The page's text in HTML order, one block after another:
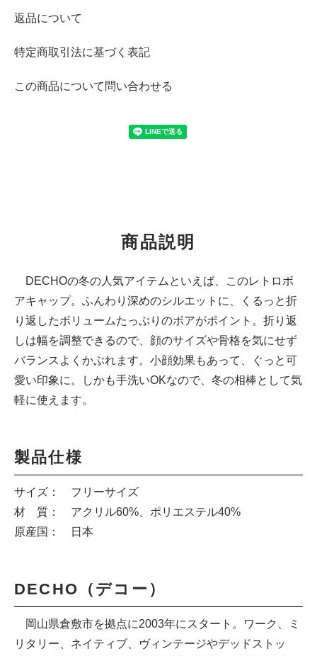
返品について
特定商取引法に基づく表記
この商品について問い合わせる
商品説明
DECHOの冬の人気アイテムといえば、このレトロボ
アキャップ。ふんわり深めのシルエットに、くるっと折
り返したボリュームたっぷりのボアがポイント。折り返
しは幅を調整できるので、顔のサイズや骨格を気にせず
バランスよくかぶれます。小顔効果もあって、ぐっと可
愛い印象に。しかも手洗いOKなので、冬の相棒として気
軽に使えます。
製品仕様
サイズ： フリーサイズ
材 質： アクリル60%、ポリエステル40%
原産国： 日本
DECHO（デコー）
岡山県倉敷市を拠点に2003年にスタート。ワーク、ミ
リタリー、ネイティブ、ヴィンテージやデッドストッ